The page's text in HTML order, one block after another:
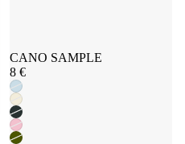
Épuisé
CANO SAMPLE
8 €